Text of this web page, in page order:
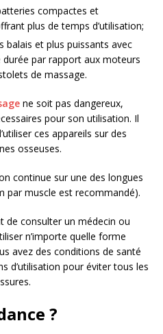
compactes et
plus de temps d’utilisation;
balais et plus puissants avec
par rapport aux moteurs
de massage.
ne soit pas dangereux,
pour son utilisation. Il
ces appareils sur des
osseuses.
continue sur une des longues
par muscle est recommandé).
de consulter un médecin ou
n’importe quelle forme
avez des conditions de santé
d’utilisation pour éviter tous les
?